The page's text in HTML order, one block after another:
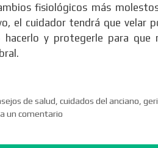
fisiológicos más
el cuidador tendrá que velar
hacerlo y protegerle para que
de salud cuidados del anciano
un comentario